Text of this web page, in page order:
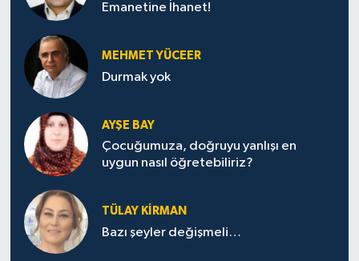
Emanetine İhanet!
MEHMET YÜCEER
Durmak yok
AYŞE BAY
Çocuğumuza, doğruyu yanlışı en
uygun nasıl öğretebiliriz?
TÜLAY KİRMAN
Bazı şeyler değişmeli…